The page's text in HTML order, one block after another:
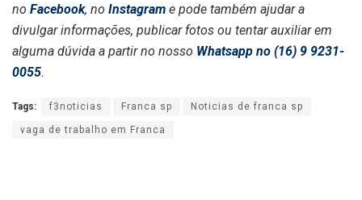
no Facebook, no Instagram e pode também ajudar a
divulgar informações, publicar fotos ou tentar auxiliar em
alguma dúvida a partir no nosso Whatsapp no (16) 9 9231-
0055.
Tags: f3noticias Franca sp Noticias de franca sp
vaga de trabalho em Franca